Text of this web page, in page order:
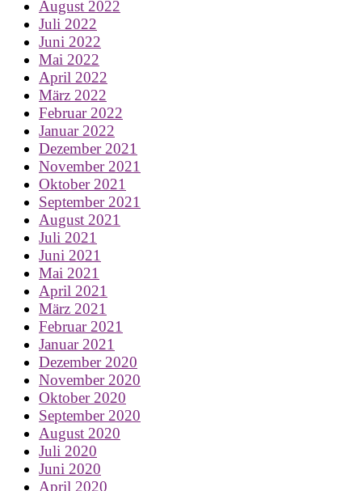
August 2022
Juli 2022
Juni 2022
Mai 2022
April 2022
März 2022
Februar 2022
Januar 2022
Dezember 2021
November 2021
Oktober 2021
September 2021
August 2021
Juli 2021
Juni 2021
Mai 2021
April 2021
März 2021
Februar 2021
Januar 2021
Dezember 2020
November 2020
Oktober 2020
September 2020
August 2020
Juli 2020
Juni 2020
April 2020